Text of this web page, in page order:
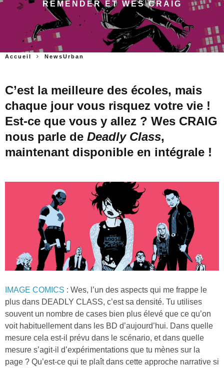
REMENDER ET WES CRAIG
Accueil NewsUrban
C’est la meilleure des écoles, mais
chaque jour vous risquez votre vie !
Est-ce que vous y allez ? Wes CRAIG
nous parle de Deadly Class,
maintenant disponible en intégrale !
IMAGE COMICS : Wes, l’un des aspects qui me frappe le
plus dans DEADLY CLASS, c’est sa densité. Tu utilises
souvent un nombre de cases bien plus élevé que ce qu’on
voit habituellement dans les BD d’aujourd’hui. Dans quelle
mesure cela est-il prévu dans le scénario, et dans quelle
mesure s’agit-il d’expérimentations que tu mènes sur la
page ? Qu’est-ce qui te plaît dans cette approche narrative si